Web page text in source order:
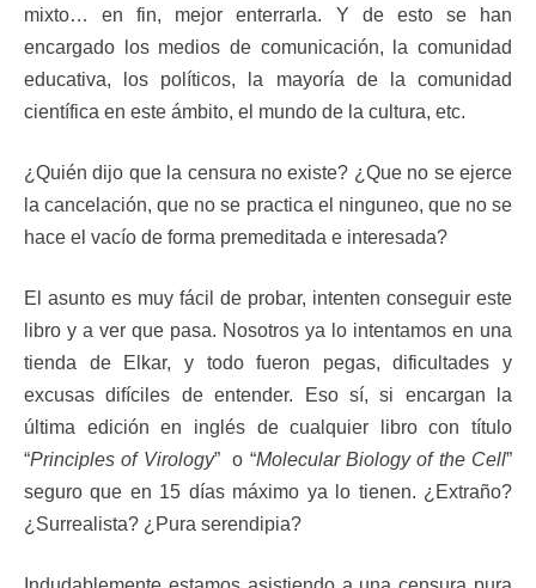
mixto… en fin, mejor enterrarla. Y de esto se han
encargado los medios de comunicación, la comunidad
educativa, los políticos, la mayoría de la comunidad
científica en este ámbito, el mundo de la cultura, etc.
¿Quién dijo que la censura no existe? ¿Que no se ejerce
la cancelación, que no se practica el ninguneo, que no se
hace el vacío de forma premeditada e interesada?
El asunto es muy fácil de probar, intenten conseguir este
libro y a ver que pasa. Nosotros ya lo intentamos en una
tienda de Elkar, y todo fueron pegas, dificultades y
excusas difíciles de entender. Eso sí, si encargan la
última edición en inglés de cualquier libro con título
“Principles of Virology” o “Molecular Biology of the Cell”
seguro que en 15 días máximo ya lo tienen. ¿Extraño?
¿Surrealista? ¿Pura serendipia?